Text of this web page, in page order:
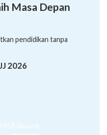
Masa Depan
pendidikan tanpa
2026
(Ayumi)